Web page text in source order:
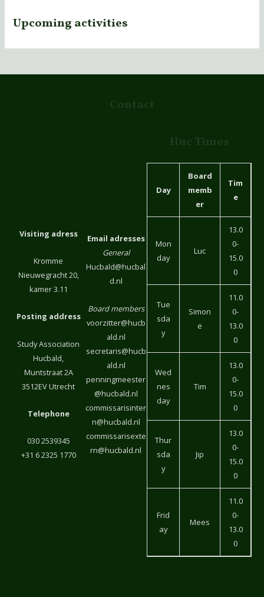
Upcoming activities
Contact
Visiting adress
Kromme
Nieuwegracht 20,
kamer 3.11
Posting address
Study Association
Hucbald,
Muntstraat 2A
3512EV Utrecht
Telephone
030 2539345
+31 6 2325 1770
Email adresses
General
Hucbald@hucbal
d.nl
Board members
voorzitter@hucb
ald.nl
secretaris@hucb
ald.nl
penningmeester
@hucbald.nl
commissarisinter
n@hucbald.nl
commissarisexte
rn@hucbald.nl
Huc Times
Day
Board
memb
er
Tim
e
Mon
day
Luc
13.0
0-
15.0
0
Tue
sda
y
Simon
e
11.0
0-
13.0
0
Wed
nes
day
Tim
13.0
0-
15.0
0
Thur
sda
y
Jip
13.0
0-
15.0
0
Frid
ay
Mees
11.0
0-
13.0
0